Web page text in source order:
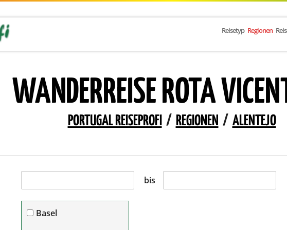
Reisetyp Regionen
WANDERREISE ROTA
PORTUGAL REISEPROFI / REGIONEN / ALENTEJO
bis
Basel